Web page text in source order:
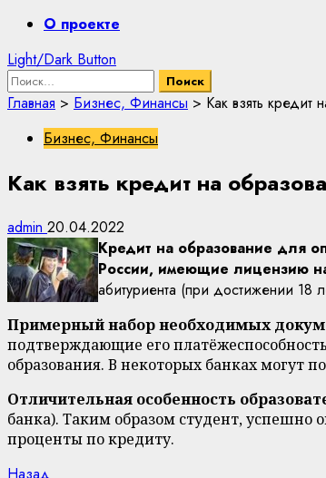
PrimaryО проекте
Light/Dark Button
Найти:
Главная > Бизнес, Финансы > Как взять кредит
Бизнес, Финансы
Как взять кредит на
admin 20.04.2022
Кредит на образование для
России, имеющие лицензию
абитуриента (при достижении 18
Примерный набор необходимых
подтверждающие его
образования. В некоторых банках могут
Отличительная особенность
банка). Таким образом студент, успешно
проценты по кредиту.
Назад